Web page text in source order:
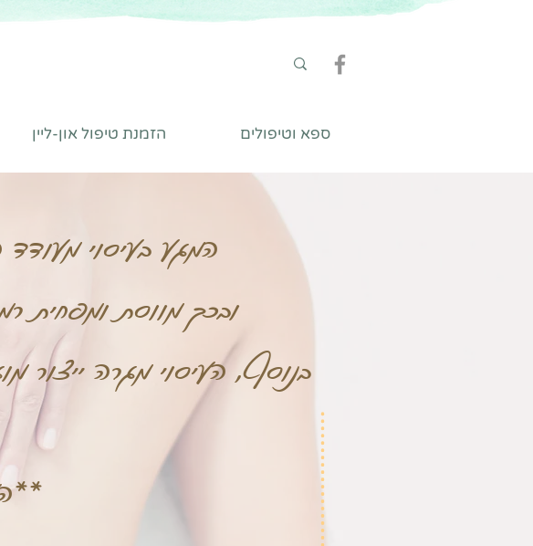
ספא וטיפולים הזמנת טיפול און-ליין
המגע בעיסוי מעודד
ובכך מווסת ומפחית
בנוסף, העיסוי מגרה ייצור